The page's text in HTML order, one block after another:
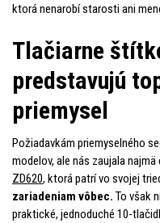
ktorá nenarobí starosti ani
Tlačiarne
predstavujú
priemysel
Požiadavkám priemyselného
modelov, ale nás zaujala najmä
ZD620, ktorá patrí vo svojej
zariadeniam vôbec. To však
praktické, jednoduché 10-